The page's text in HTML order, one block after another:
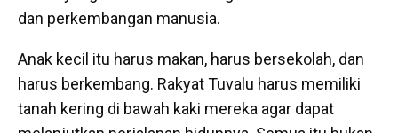
dan perkembangan manusia.
Anak kecil itu harus makan, harus bersekolah, dan
harus berkembang. Rakyat Tuvalu harus memiliki
tanah kering di bawah kaki mereka agar dapat